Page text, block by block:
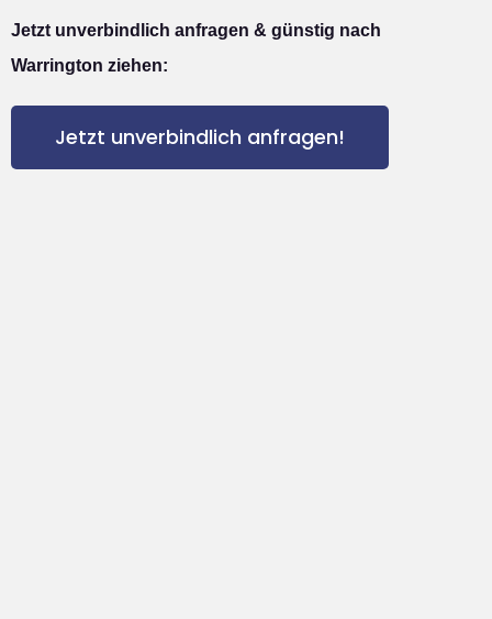
Jetzt unverbindlich anfragen & günstig nach
Warrington ziehen:
Jetzt unverbindlich anfragen!